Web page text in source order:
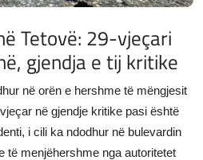
Tetovë: 29-vjeçari
gjendja e tij kritike
në orën e hershme të mëngjesit
në gjendje kritike pasi është
i cili ka ndodhur në bulevardin
të menjëhershme nga autoritetet